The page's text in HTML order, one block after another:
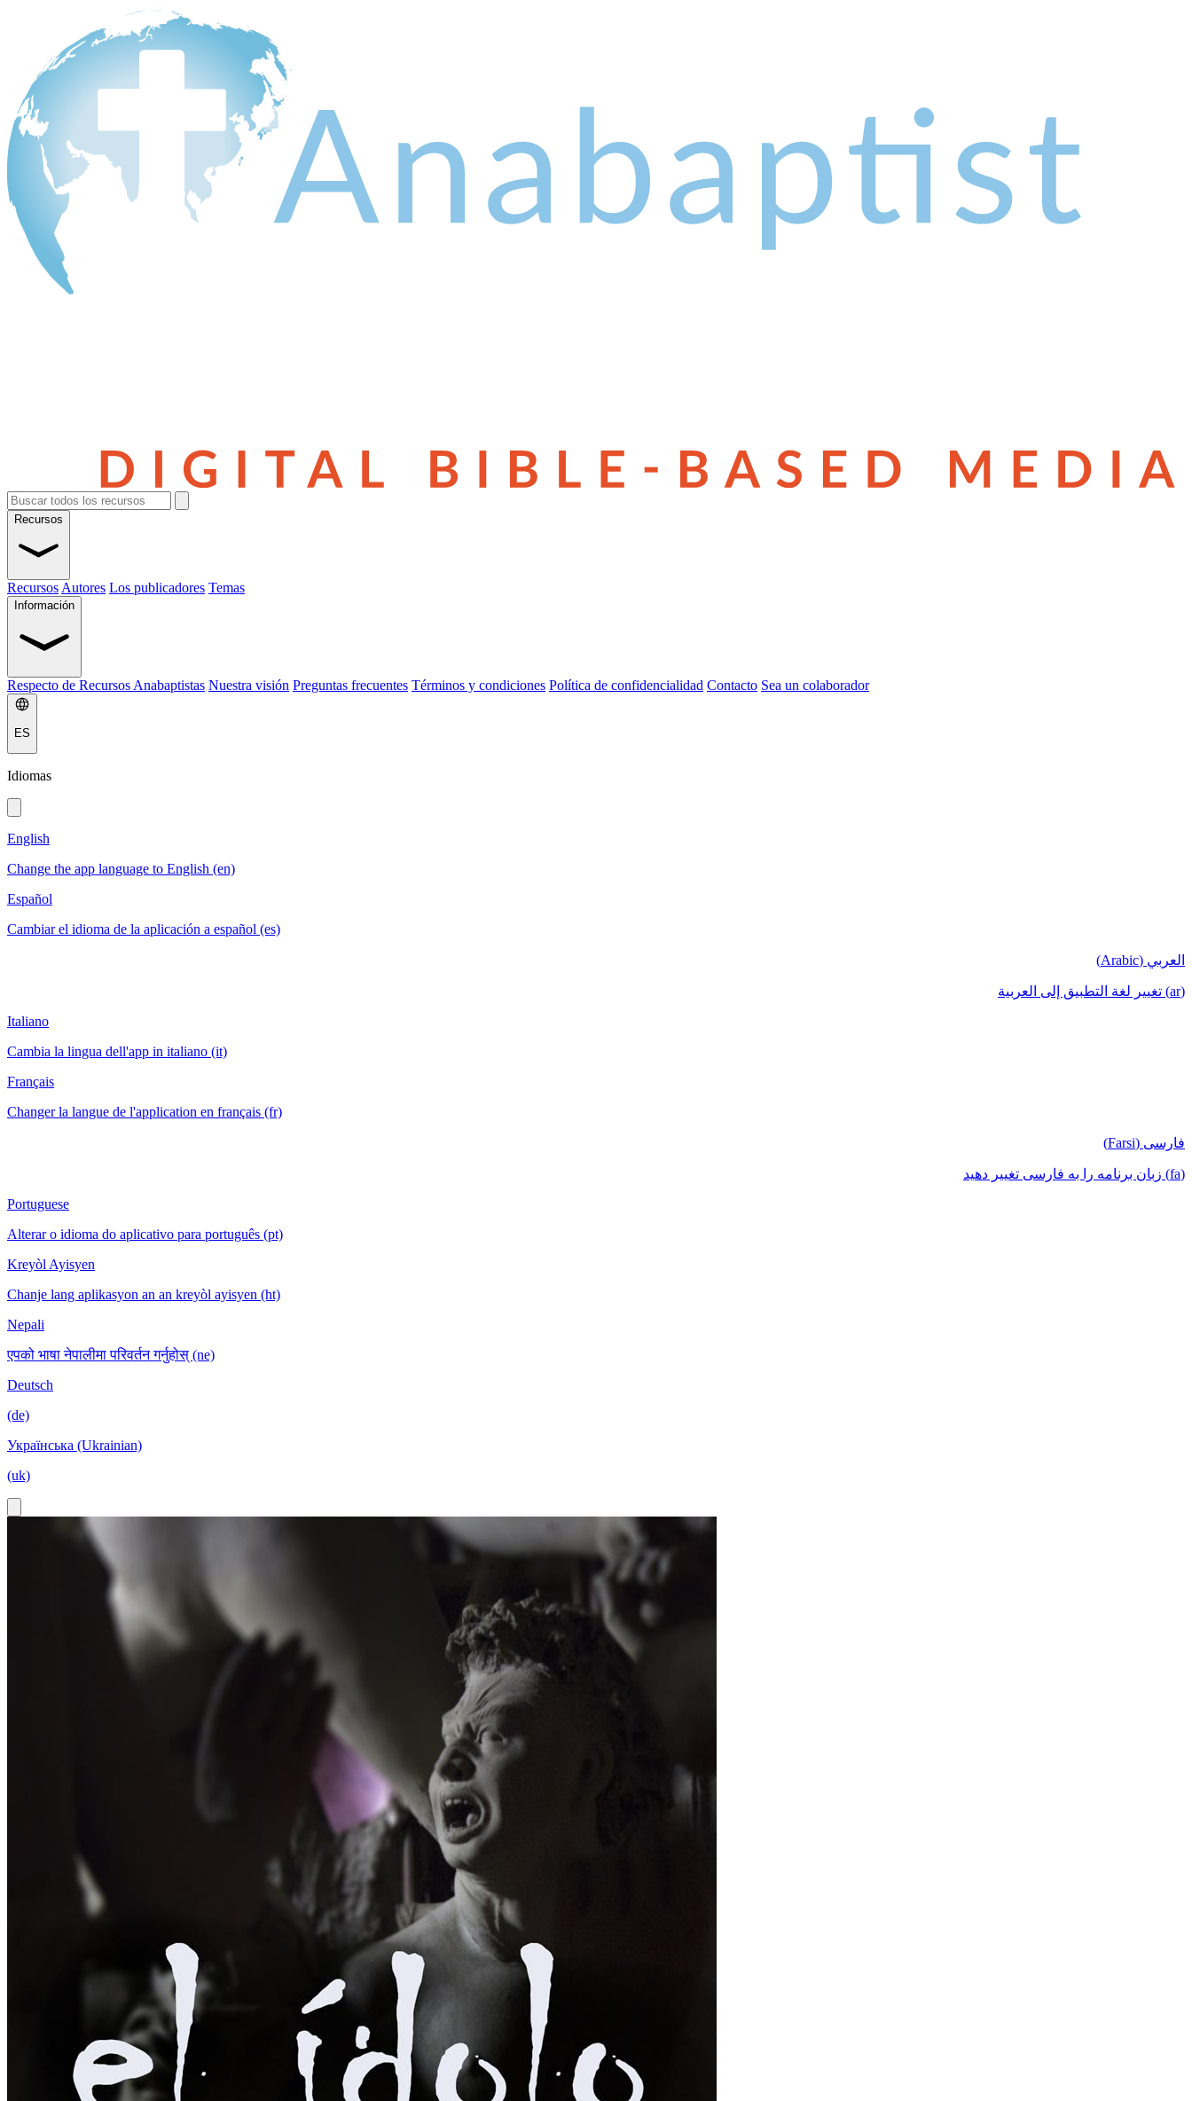
Recursos
Recursos Autores Los publicadores Temas
Información
Respecto de Recursos Anabaptistas Nuestra visión Preguntas frecuentes Términos y condiciones Política de confidencialidad Contacto Sea un colaborador
ES
Idiomas
English
Change the app language to English (en)
Español
Cambiar el idioma de la aplicación a español (es)
العربي (Arabic)
(ar) تغيير لغة التطبيق إلى العربية
Italiano
Cambia la lingua dell'app in italiano (it)
Français
Changer la langue de l'application en français (fr)
فارسی (Farsi)
(fa) زبان برنامه را به فارسی تغییر دهید
Portuguese
Alterar o idioma do aplicativo para português (pt)
Kreyòl Ayisyen
Chanje lang aplikasyon an an kreyòl ayisyen (ht)
Nepali
एपको भाषा नेपालीमा परिवर्तन गर्नुहोस् (ne)
Deutsch
(de)
Українська (Ukrainian)
(uk)